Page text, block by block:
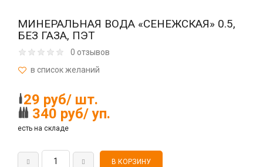
МИНЕРАЛЬНАЯ ВОДА «СЕНЕЖСКАЯ» 0.5,
БЕЗ ГАЗА, ПЭТ
0 отзывов
29 руб/ шт.
340 руб/ уп.
есть на складе